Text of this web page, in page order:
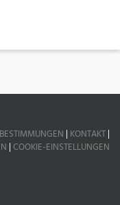
| KONTAKT|
|COOKIE-EINSTELLUNGEN